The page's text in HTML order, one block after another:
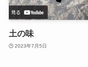
土の味
2023年7月5日